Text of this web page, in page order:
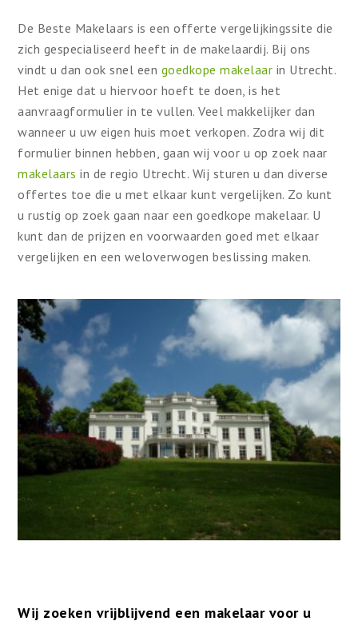
De Beste Makelaars is een offerte vergelijkingssite die
zich gespecialiseerd heeft in de makelaardij. Bij ons
vindt u dan ook snel een goedkope makelaar in Utrecht.
Het enige dat u hiervoor hoeft te doen, is het
aanvraagformulier in te vullen. Veel makkelijker dan
wanneer u uw eigen huis moet verkopen. Zodra wij dit
formulier binnen hebben, gaan wij voor u op zoek naar
makelaars in de regio Utrecht. Wij sturen u dan diverse
offertes toe die u met elkaar kunt vergelijken. Zo kunt
u rustig op zoek gaan naar een goedkope makelaar. U
kunt dan de prijzen en voorwaarden goed met elkaar
vergelijken en een weloverwogen beslissing maken.
Wij zoeken vrijblijvend een makelaar voor u